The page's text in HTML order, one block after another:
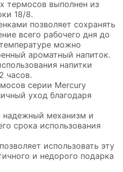
термосов выполнен из
18/8.
позволяет сохранять
всего рабочего дня до
можно
ароматный напиток.
напитки
часов.
серии Mercury
уход благодаря
надежный механизм и
срока использования
использовать эту
и недорого подарка